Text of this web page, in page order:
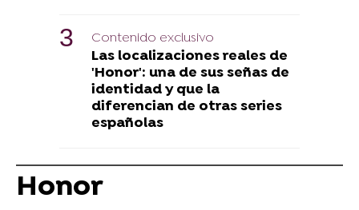
Contenido exclusivo
Las localizaciones reales de
'Honor': una de sus señas de
identidad y que la
diferencian de otras series
españolas
Honor